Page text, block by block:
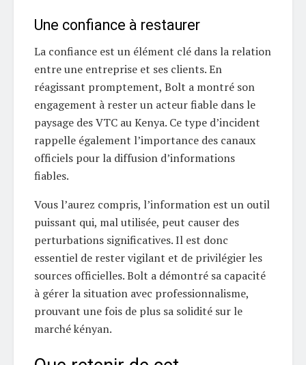
Une confiance à restaurer
La confiance est un élément clé dans la relation
entre une entreprise et ses clients. En
réagissant promptement, Bolt a montré son
engagement à rester un acteur fiable dans le
paysage des VTC au Kenya. Ce type d’incident
rappelle également l’importance des canaux
officiels pour la diffusion d’informations
fiables.
Vous l’aurez compris, l’information est un outil
puissant qui, mal utilisée, peut causer des
perturbations significatives. Il est donc
essentiel de rester vigilant et de privilégier les
sources officielles. Bolt a démontré sa capacité
à gérer la situation avec professionnalisme,
prouvant une fois de plus sa solidité sur le
marché kényan.